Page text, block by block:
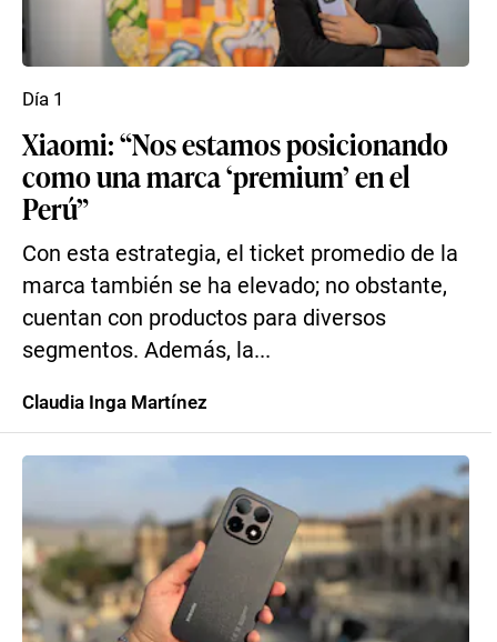
Xiaomi: “Nos estamos posicionando
como una marca ‘premium’ en el
Perú”
Con esta estrategia, el ticket promedio de la
marca también se ha elevado; no obstante,
cuentan con productos para diversos
segmentos. Además, la...
Día 1
Claudia Inga Martínez